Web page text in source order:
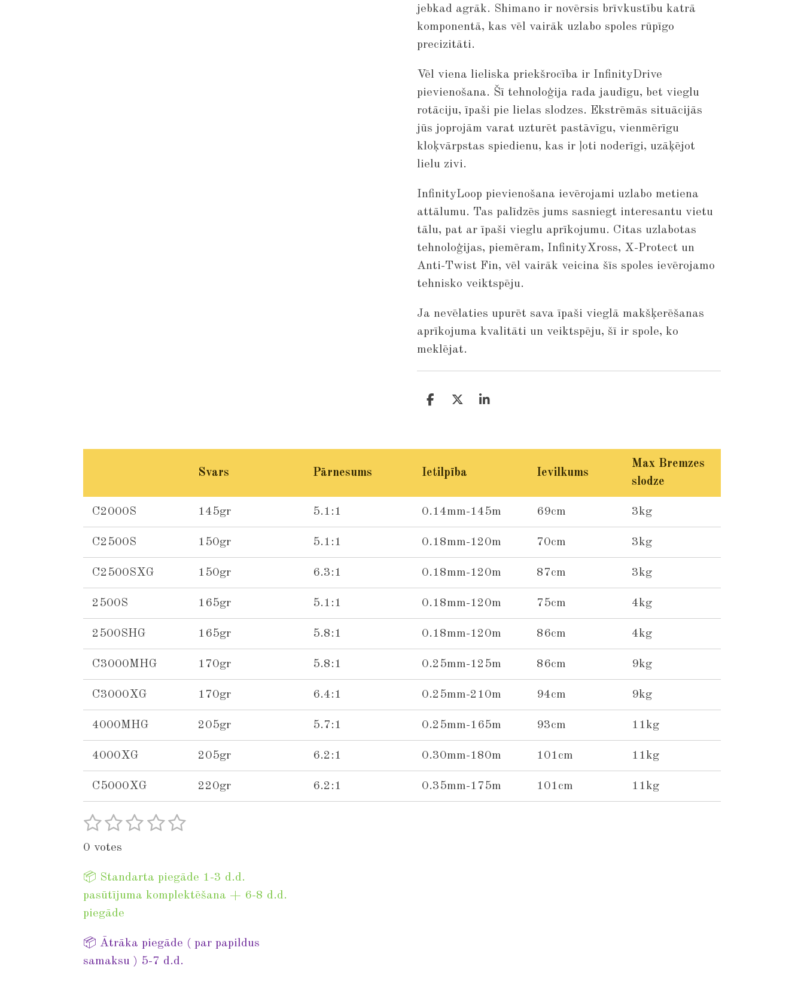
jebkad agrāk. Shimano ir novērsis brīvkustību katrā
komponentā, kas vēl vairāk uzlabo spoles rūpīgo
precizitāti.
Vēl viena lieliska priekšrocība ir InfinityDrive
pievienošana. Šī tehnoloģija rada jaudīgu, bet vieglu
rotāciju, īpaši pie lielas slodzes. Ekstrēmās situācijās
jūs joprojām varat uzturēt pastāvīgu, vienmērīgu
kloķvārpstas spiedienu, kas ir ļoti noderīgi, uzāķējot
lielu zivi.
InfinityLoop pievienošana ievērojami uzlabo metiena
attālumu. Tas palīdzēs jums sasniegt interesantu vietu
tālu, pat ar īpaši vieglu aprīkojumu. Citas uzlabotas
tehnoloģijas, piemēram, InfinityXross, X-Protect un
Anti-Twist Fin, vēl vairāk veicina šīs spoles ievērojamo
tehnisko veiktspēju.
Ja nevēlaties upurēt sava īpaši vieglā makšķerēšanas
aprīkojuma kvalitāti un veiktspēju, šī ir spole, ko
meklējat.
S
S
S
Svars Pārnesums Ietilpība Ievilkums
Max Bremzes
slodze
C2000S 145gr 5.1:1 0.14mm-145m 69cm 3kg
C2500S 150gr 5.1:1 0.18mm-120m 70cm 3kg
C2500SXG 150gr 6.3:1 0.18mm-120m 87cm 3kg
2500S 165gr 5.1:1 0.18mm-120m 75cm 4kg
2500SHG 165gr 5.8:1 0.18mm-120m 86cm 4kg
C3000MHG 170gr 5.8:1 0.25mm-125m 86cm 9kg
C3000XG 170gr 6.4:1 0.25mm-210m 94cm 9kg
4000MHG 205gr 5.7:1 0.25mm-165m 93cm 11kg
4000XG 205gr 6.2:1 0.30mm-180m 101cm 11kg
C5000XG 220gr 6.2:1 0.35mm-175m 101cm 11kg
R
i
n
g
0
s
1
s
a
r
2
s
a
r
s
3
a
r
4
a
r
5
a
r
S
i
t
t
0 votes
📦 Standarta piegāde 1-3 d.d.
pasūtījuma komplektēšana + 6-8 d.d.
piegāde
📦 Ātrāka piegāde ( par papildus
samaksu ) 5-7 d.d.